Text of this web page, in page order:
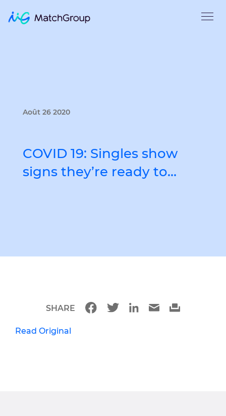
Août 26 2020
COVID 19: Singles show
signs they’re ready to…
Read Original
SHARE